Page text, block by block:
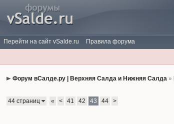
Перейти на сайт vSalde.ru Правила форума
Форум вСалде.ру | Верхняя Салда и Нижняя Салда »
44 страниц « < 41 42 43 44 >